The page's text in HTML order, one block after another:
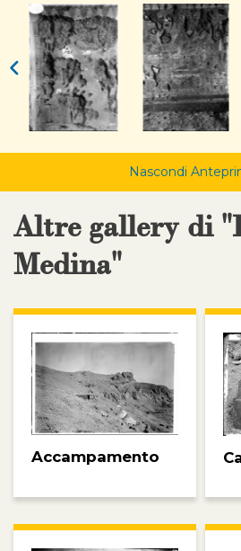
Nascondi
Altre gallery di
Medina"
Accampamento